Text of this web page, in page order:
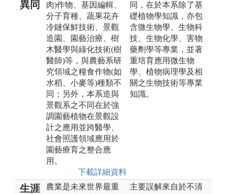
異同
肉)作物、基因編輯、
分子育種、蔬果花卉
冷鏈保鮮技術、景觀
造園、園藝治療、樹
木醫學與綠化技術(樹
醫師)等，與農藝系研
究領域之糧食作物(如
水稻、小麥等)種類不
同；另外，本系造與
景觀系之不同在於強
調園藝植物在景觀設
計之應用並跨醫學、
社會照護領域應用於
園藝療育之整合應
用。
下載詳細資料
同，在於本系除了基
礎植物學知識，亦包
含微生物學、生物科
技、生物化學、害物
藥劑學等專業，並著
重培育應用微生物
學、植物病理學及相
關之生物技術等專業
知識。
生涯
農業是未來世界最重
主要誤解來自於不清